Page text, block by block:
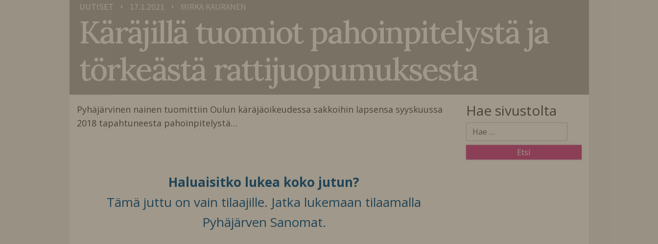
UUTISET • 17.1.2021 • MIRKA KAURANEN
Käräjillä tuomiot pahoinpitelystä ja
törkeästä rattijuopumuksesta
Pyhäjärvinen nainen tuomittiin Oulun käräjäoikeudessa sakkoihin lapsensa syyskuussa
2018 tapahtuneesta pahoinpitelystä…
Haluaisitko lukea koko jutun?
Tämä juttu on vain tilaajille. Jatka lukemaan tilaamalla
Pyhäjärven Sanomat.
Hae sivustolta